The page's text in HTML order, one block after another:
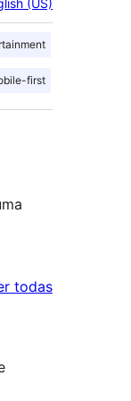
(US)
first
todasavaliações